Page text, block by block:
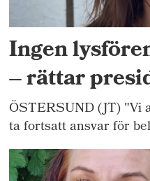
Ingen
– rättar
ÖSTERSUND (JT) "Vi
ta fortsatt ansvar för